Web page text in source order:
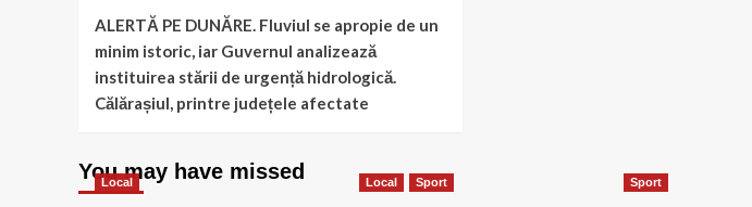
ALERTĂ PE DUNĂRE. Fluviul se apropie de un
minim istoric, iar Guvernul analizează
instituirea stării de urgență hidrologică.
Călărașiul, printre județele afectate
You may have missed
Local Local Sport Sport